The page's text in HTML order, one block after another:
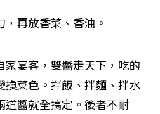
再放香菜、香油。
宴客，雙醬走天下，吃的
換菜色。拌飯、拌麵、拌水
醬就全搞定。後者不耐